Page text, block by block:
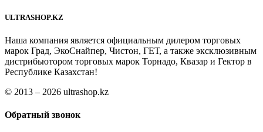
ULTRASHOP.KZ
Наша компания является официальным дилером торговых
марок Град, ЭкоСнайпер, Чистон, ГЕТ, а также эксклюзивным
дистрибьютором торговых марок Торнадо, Квазар и Гектор в
Республике Казахстан!
© 2013 – 2026 ultrashop.kz
Обратный звонок